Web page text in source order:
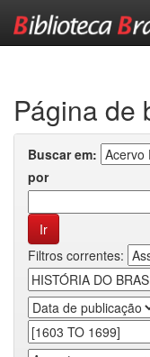
Página de
Buscar em:
por
Filtros correntes: